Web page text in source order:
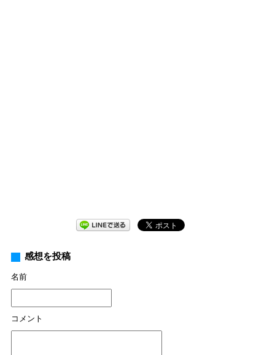
感想を投稿
名前
コメント